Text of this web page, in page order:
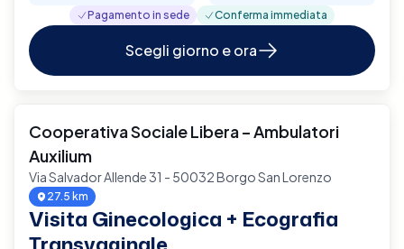
Pagamento in sede Conferma immediata
Scegli giorno e ora
Cooperativa Sociale Libera – Ambulatori
Auxilium
Via Salvador Allende 31 - 50032 Borgo San Lorenzo
27.5 km
Visita Ginecologica + Ecografia